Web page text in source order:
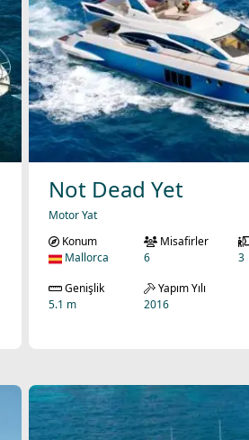
Not Dead Yet
Motor Yat
Konum
Mallorca
Misafirler
6
3
Genişlik
5.1 m
Yapım Yılı
2016